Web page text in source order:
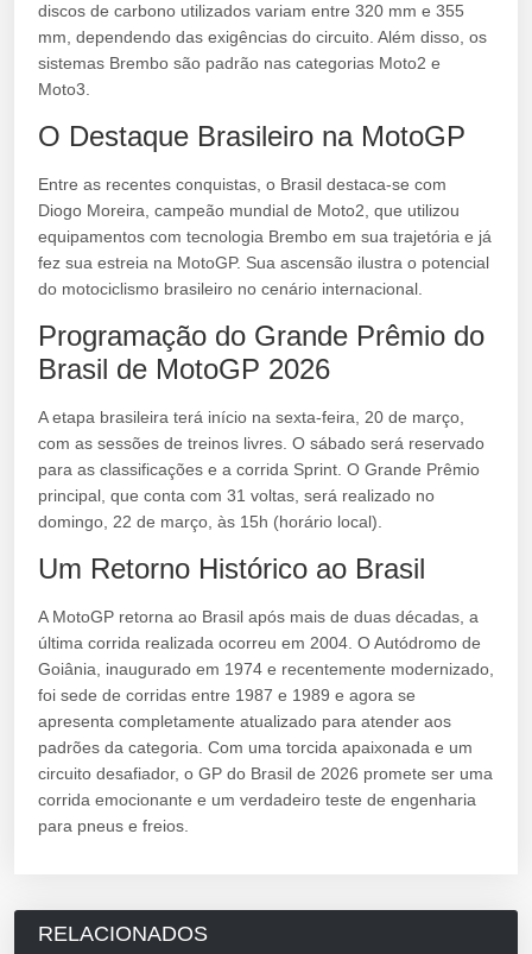
discos de carbono utilizados variam entre 320 mm e 355
mm, dependendo das exigências do circuito. Além disso, os
sistemas Brembo são padrão nas categorias Moto2 e
Moto3.
O Destaque Brasileiro na MotoGP
Entre as recentes conquistas, o Brasil destaca-se com
Diogo Moreira, campeão mundial de Moto2, que utilizou
equipamentos com tecnologia Brembo em sua trajetória e já
fez sua estreia na MotoGP. Sua ascensão ilustra o potencial
do motociclismo brasileiro no cenário internacional.
Programação do Grande Prêmio do
Brasil de MotoGP 2026
A etapa brasileira terá início na sexta-feira, 20 de março,
com as sessões de treinos livres. O sábado será reservado
para as classificações e a corrida Sprint. O Grande Prêmio
principal, que conta com 31 voltas, será realizado no
domingo, 22 de março, às 15h (horário local).
Um Retorno Histórico ao Brasil
A MotoGP retorna ao Brasil após mais de duas décadas, a
última corrida realizada ocorreu em 2004. O Autódromo de
Goiânia, inaugurado em 1974 e recentemente modernizado,
foi sede de corridas entre 1987 e 1989 e agora se
apresenta completamente atualizado para atender aos
padrões da categoria. Com uma torcida apaixonada e um
circuito desafiador, o GP do Brasil de 2026 promete ser uma
corrida emocionante e um verdadeiro teste de engenharia
para pneus e freios.
RELACIONADOS